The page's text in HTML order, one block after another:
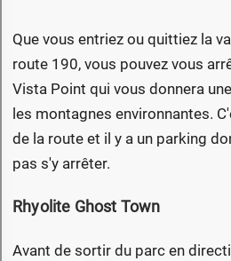
Que vous entriez ou quittiez la
route 190, vous pouvez vous
Vista Point qui vous donnera
les montagnes environnantes.
de la route et il y a un parking
pas s'y arrêter.
Rhyolite Ghost Town
Avant de sortir du parc en